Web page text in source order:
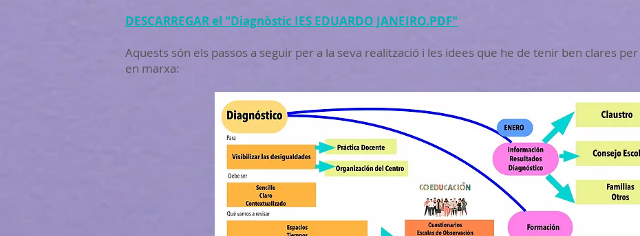
DESCARREGAR el "Diagnòstic IES EDUARDO JANEIRO.PDF"
Aquests són els passos a seguir per a la seva realització i les idees que he de tenir ben clares
en marxa: